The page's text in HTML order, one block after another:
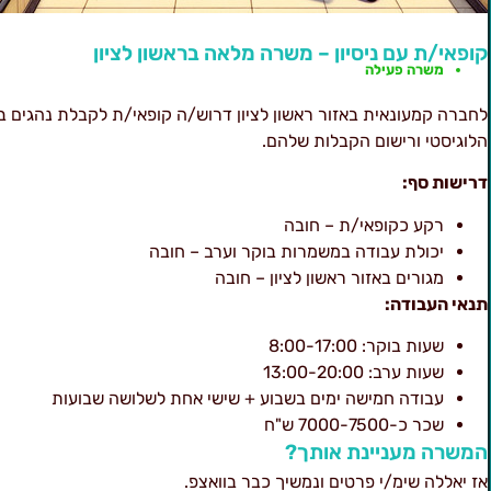
קופאי/ת עם ניסיון – משרה מלאה בראשון לציון
משרה פעילה
לחברה קמעונאית באזור ראשון לציון דרוש/ה קופאי/ת לקבלת נהגים
הלוגיסטי ורישום הקבלות שלהם.
דרישות סף:
רקע כקופאי/ת – חובה
יכולת עבודה במשמרות בוקר וערב – חובה
מגורים באזור ראשון לציון – חובה
תנאי העבודה:
שעות בוקר: 8:00-17:00
שעות ערב: 13:00-20:00
עבודה חמישה ימים בשבוע + שישי אחת לשלושה שבועות
שכר כ-7000-7500 ש"ח
המשרה מעניינת אותך?
אז יאללה שימ/י פרטים ונמשיך כבר בוואצפ.